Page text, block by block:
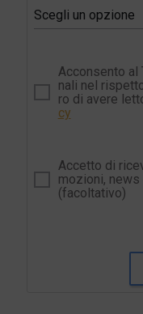
Scegli un opzione
Acconsento al
nali nel
ro di avere
cy
Accetto di
mozioni,
(facoltativo)